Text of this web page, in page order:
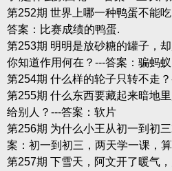
第252期 世界上哪一种鸭蛋不能
答案：比赛成绩的鸭蛋.
第253期 明明是放砂糖的罐子，却
你知道作用何在？---答案：骗蚂蚁
第254期 什么样的轮子只转不走
第255期 什么东西要藏起来暗地
给别人？---答案：软片
第256期 为什么小王从初一到初
案：初一到初三，两天学一课，算
第257期 下雪天，阿文开了暖气